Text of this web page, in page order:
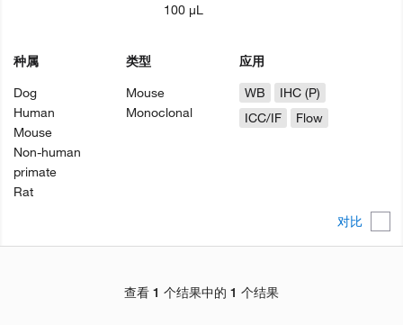
对比
种属
Dog
Human
Mouse
Non-human
primate
Rat
类型
Mouse
Monoclonal
应用
WB
IHC (P)
ICC/IF
Flow
100 µL
查看 1 个结果中的 1 个结果